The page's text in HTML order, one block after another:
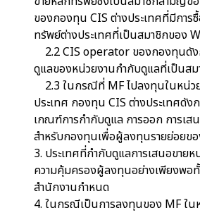
ของกองทุน CIS ต่างประเทศที่มีการ
ทรัพย์ต่างประเทศที่เป็นสมาชิกของ
2.2 CIS operator ของกองทุนดัง
ดูแลของหน่วยงานกำกับดูแลที่เป็นส
2.3 ในกรณีที่ MF ไปลงทุนในหน่ว
ประเทศ กองทุน CIS ต่างประเทศดัง
เกณฑ์การกำกับดูแล การออก การเส
สำหรับกองทุนเพื่อผู้ลงทุนรายย่อยข
3. ประเทศที่กำกับดูแลการเสนอขายห
ความคุ้มครองผู้ลงทุนอย่างเพียงพอ
สำนักงานกำหนด
4. ในกรณีเป็นการลงทุนของ MF ใ